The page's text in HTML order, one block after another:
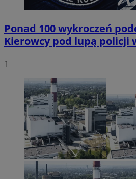
Ponad 100 wykroczeń
Kierowcy pod lupą policji
1